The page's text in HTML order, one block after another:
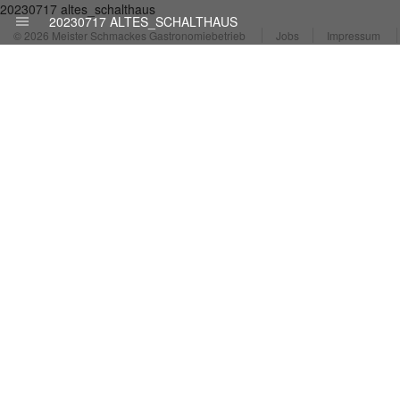
20230717 ALTES_SCHALTHAUS
20230717 altes_schalthaus
© 2026 Meister Schmackes Gastronomiebetrieb Jobs Impressum